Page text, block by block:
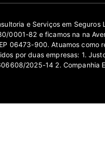
e Serviços em
0001-82 e ficamos na na
06473-900. Atuamos como
por duas empresas: 1.
2025-14 2. Companhia